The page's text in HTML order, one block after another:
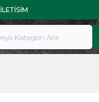
İLETISIM